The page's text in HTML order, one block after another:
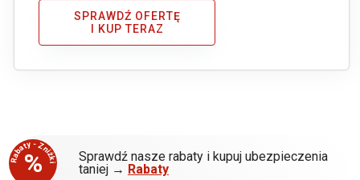
SPRAWDŹ OFERTĘ
I KUP TERAZ
%
Rabaty - Zniżki
Sprawdź nasze rabaty i kupuj ubezpieczenia
taniej → Rabaty